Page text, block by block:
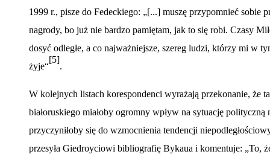
1999 r., pisze do Fedeckiego: „[...] muszę przypomnieć sobie
nagrody, bo już nie bardzo pamiętam, jak to się robi. Czasy
dosyć odległe, a co najważniejsze, szereg ludzi, którzy mi w
żyje“
[5]
.
W kolejnych listach korespondenci wyrażają przekonanie, że
białoruskiego miałoby ogromny wpływ na sytuację polityczną
przyczyniłoby się do wzmocnienia tendencji
przesyła Giedroyciowi bibliografię Bykaua i komentuje: „To,